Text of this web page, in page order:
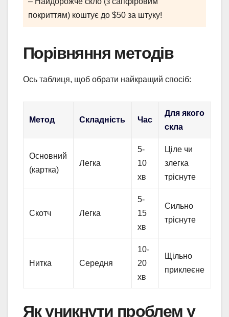
покриттям) коштує до $50 за штуку!
Порівняння методів
Ось таблиця, щоб обрати найкращий спосіб:
Метод Складність Час
Для якого
скла
Основний
(картка)
Легка
5-
10
хв
Ціле чи
злегка
тріснуте
Скотч Легка
5-
15
хв
Сильно
тріснуте
Нитка Середня
10-
20
хв
Щільно
приклеєне
Як уникнути проблем у